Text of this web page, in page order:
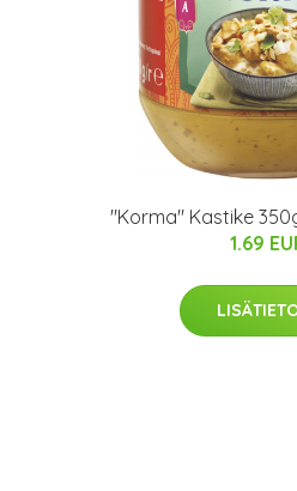
"Korma" Kastike
1.69